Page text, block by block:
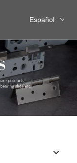
Español
العربية
Français
Pусский